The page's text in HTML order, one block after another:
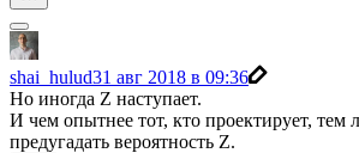
shai_hulud31 авг 2018 в 09:36
Но иногда Z наступает.
И чем опытнее тот, кто проектирует, тем
предугадать вероятность Z.